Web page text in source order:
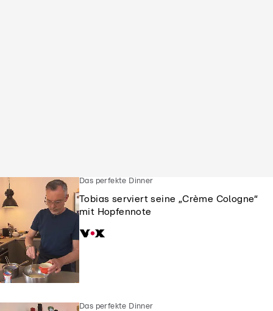
Das perfekte Dinner
Tobias serviert seine „Crème Cologne“
mit Hopfennote
Das perfekte Dinner